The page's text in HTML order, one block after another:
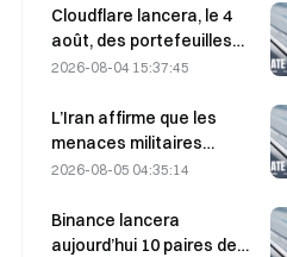
(CSAM) ; Durov dément et
évoque une « attaque de
sécurité »
Cloudflare lancera, le 4
août, des portefeuilles
pour agents IA afin de
API autonomes.
2026-08-04 15:37:45
L’Iran affirme que les
menaces militaires
américaines retardent
détroit d’Ormuz, prévu le 5
août.
2026-08-05 04:35:14
Binance lancera
aujourd’hui 10 paires de